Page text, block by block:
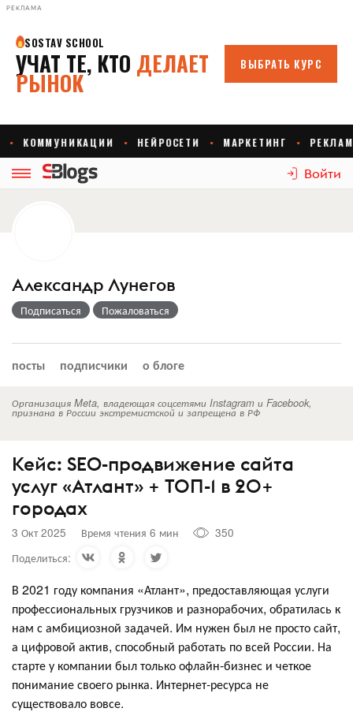
РЕКЛАМА
Войти
Александр Лунегов
Подписаться Пожаловаться
посты подписчики о блоге
Организация Meta, владеющая соцсетями Instagram и Facebook,
признана в России экстремистской и запрещена в РФ
Кейс: SEO-продвижение сайта
услуг «Атлант» + ТОП-1 в 20+
городах
3 Окт 2025 Время чтения 6 мин
350
Поделиться:
В 2021 году компания «Атлант», предоставляющая услуги
профессиональных грузчиков и разнорабочих, обратилась к
нам с амбициозной задачей. Им нужен был не просто сайт,
а цифровой актив, способный работать по всей России. На
старте у компании был только офлайн-бизнес и четкое
понимание своего рынка. Интернет-ресурса не
существовало вовсе.